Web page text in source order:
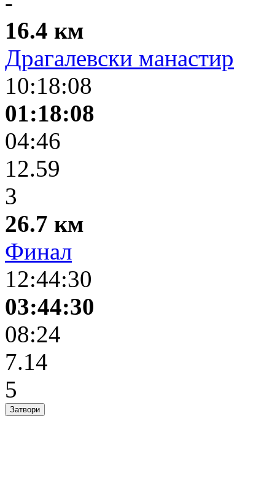
16.4 км
Драгалевски манастир
10:18:08
01:18:08
04:46
12.59
3
26.7 км
Финал
12:44:30
03:44:30
08:24
7.14
5
Затвори